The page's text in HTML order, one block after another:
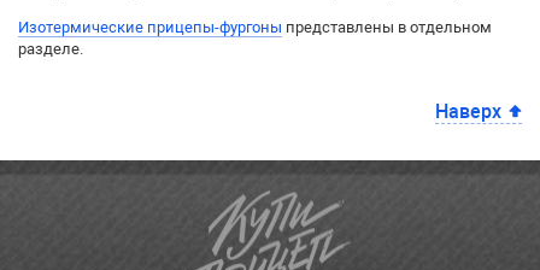
Изотермические прицепы-фургоны представлены в отдельном
разделе.
Наверх